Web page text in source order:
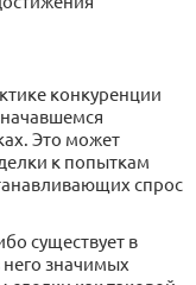
конкуренции
Это может
к попыткам
спрос
существует в
значимых